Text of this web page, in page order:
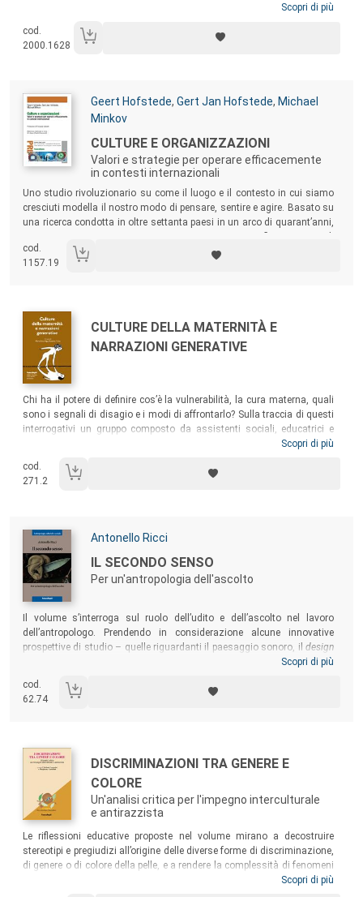
Scopri di più
cod.
2000.1628
Autori:
Geert Hofstede, Gert Jan Hofstede, Michael
Minkov
Titolo:
CULTURE E ORGANIZZAZIONI
Valori e strategie per operare efficacemente
in contesti internazionali
Sommario:
Uno studio rivoluzionario su come il luogo e il contesto in cui siamo
cresciuti modella il nostro modo di pensare, sentire e agire. Basato su
una ricerca condotta in oltre settanta paesi in un arco di quarant’anni,
cooperazione.
cod.
1157.19
Autori:
Titolo:
CULTURE DELLA MATERNITÀ E
NARRAZIONI GENERATIVE
Sommario:
Chi ha il potere di definire cos’è la vulnerabilità, la cura materna, quali
sono i segnali di disagio e i modi di affrontarlo? Sulla traccia di questi
interrogativi un gruppo composto da assistenti sociali, educatrici e
mediatrici, accademiche e attiviste di tre Paesi europei (Italia,
Un testo pensato per chi lavora nei servizi sociali, educativi, in
consultori familiari, comunità alloggio, centri antiviolenza e di tutela
Scopri di più
cod.
271.2
Autori:
Antonello Ricci
Titolo:
IL SECONDO SENSO
Per un'antropologia dell'ascolto
Sommario:
Il volume s’interroga sul ruolo dell’udito e dell’ascolto nel lavoro
dell’antropologo. Prendendo in considerazione alcune innovative
prospettive di studio – quelle riguardanti il paesaggio sonoro, il design
acustico, l’acustemologia – e ricorrendo a molteplici e, a volte, non
individua e propone molteplici “punti d’ascolto”, prospettive sul
secondo senso inteso come dispositivo di accesso al mondo e alla
Scopri di più
cod.
62.74
Autori:
Titolo:
DISCRIMINAZIONI TRA GENERE E
COLORE
Un'analisi critica per l'impegno interculturale
e antirazzista
Sommario:
Le riflessioni educative proposte nel volume mirano a decostruire
stereotipi e pregiudizi all’origine delle diverse forme di discriminazione,
di genere o di colore della pelle, e a rendere la complessità di fenomeni
dai molti volti e dalle contraddittorie implicazioni per richiamare a un
Scopri di più